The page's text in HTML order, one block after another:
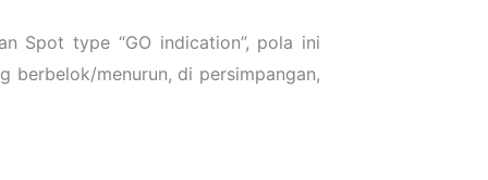
Spot type “GO indication”, pola ini
berbelok/menurun, di persimpangan,